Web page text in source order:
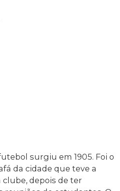
surgiu em 1905. Foi o
da cidade que teve a
depois de ter